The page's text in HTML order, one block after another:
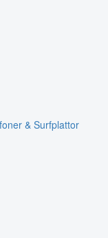
& Surfplattor